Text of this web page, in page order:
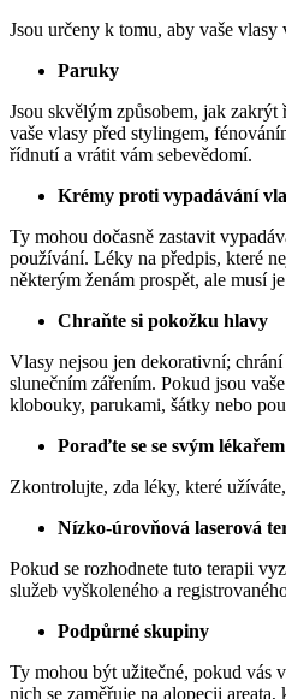
Jsou určeny k tomu, aby vaše vlasy
Paruky
Jsou skvělým způsobem, jak
vaše vlasy před stylingem,
řídnutí a vrátit vám sebevědomí.
Krémy proti vypadávání
Ty mohou dočasně zastavit
používání. Léky na předpis, které
některým ženám prospět, ale musí
Chraňte si pokožku hlavy
Vlasy nejsou jen dekorativní;
slunečním zářením. Pokud jsou
klobouky, parukami, šátky nebo
Poraďte se se svým lékařem
Zkontrolujte, zda léky, které
Nízko-úrovňová laserová
Pokud se rozhodnete tuto terapii
služeb vyškoleného a
Podpůrné skupiny
Ty mohou být užitečné, pokud vás
nich se zaměřuje na alopecii